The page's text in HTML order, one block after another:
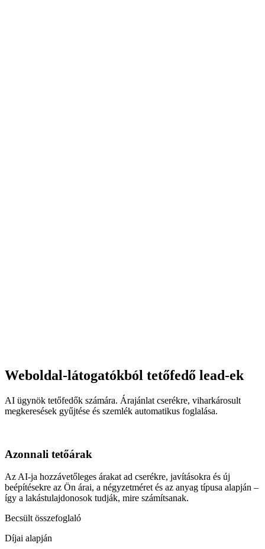
Weboldal-látogatókból tetőfedő lead-ek
AI ügynök tetőfedők számára. Árajánlat cserékre, viharkárosult
megkeresések gyűjtése és szemlék automatikus foglalása.
Azonnali tetőárak
Az AI-ja hozzávetőleges árakat ad cserékre, javításokra és új
beépítésekre az Ön árai, a négyzetméret és az anyag típusa alapján –
így a lakástulajdonosok tudják, mire számítsanak.
Becsült összefoglaló
Díjai alapján